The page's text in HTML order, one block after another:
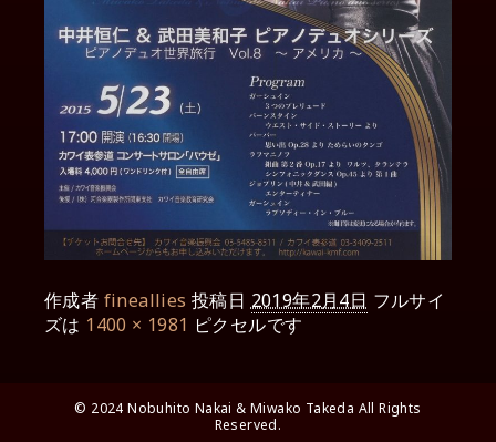
作成者 fineallies 投稿日2019年2月4日 フルサイ
ズは 1400 × 1981 ピクセルです
© 2024 Nobuhito Nakai & Miwako Takeda All Rights
Reserved.